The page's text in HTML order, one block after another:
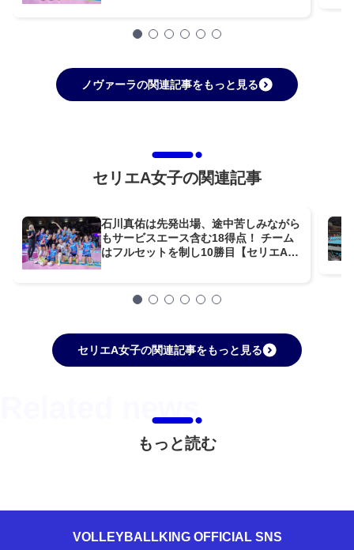
ノヴァーラの関連記事をもっと見る
セリエA女子の関連記事
石川真佑は先発出場、途中苦しみながら
もサービスエース含む18得点！ チーム
はフルセットを制し10勝目【セリエA女
セリエA女子の関連記事をもっと見る
もっと読む
VOLLEYBALLKING OFFICIAL SNS